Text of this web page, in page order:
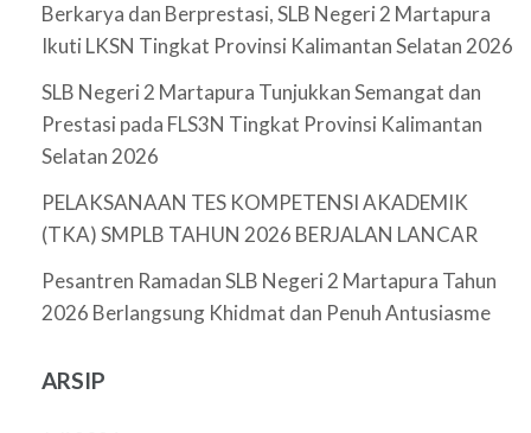
Berkarya dan Berprestasi, SLB Negeri 2 Martapura
Ikuti LKSN Tingkat Provinsi Kalimantan Selatan 2026
SLB Negeri 2 Martapura Tunjukkan Semangat dan
Prestasi pada FLS3N Tingkat Provinsi Kalimantan
Selatan 2026
PELAKSANAAN TES KOMPETENSI AKADEMIK
(TKA) SMPLB TAHUN 2026 BERJALAN LANCAR
Pesantren Ramadan SLB Negeri 2 Martapura Tahun
2026 Berlangsung Khidmat dan Penuh Antusiasme
ARSIP